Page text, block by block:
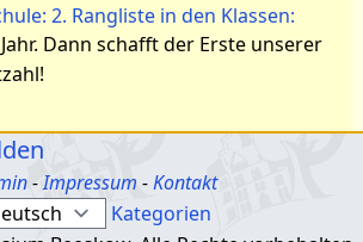
2. Rangliste in den Klassen:
Dann schafft der Erste unserer
-Impressum -Kontakt
Kategorien